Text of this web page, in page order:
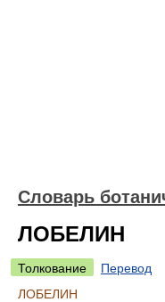
Словарь
ЛОБЕЛИН
Толкование
Перевод
ЛОБЕЛИН